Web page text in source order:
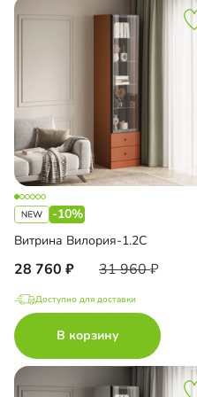
-10%
Витрина Вилория-1.2С
28 760 31 960
Доступно для доставки
В корзину